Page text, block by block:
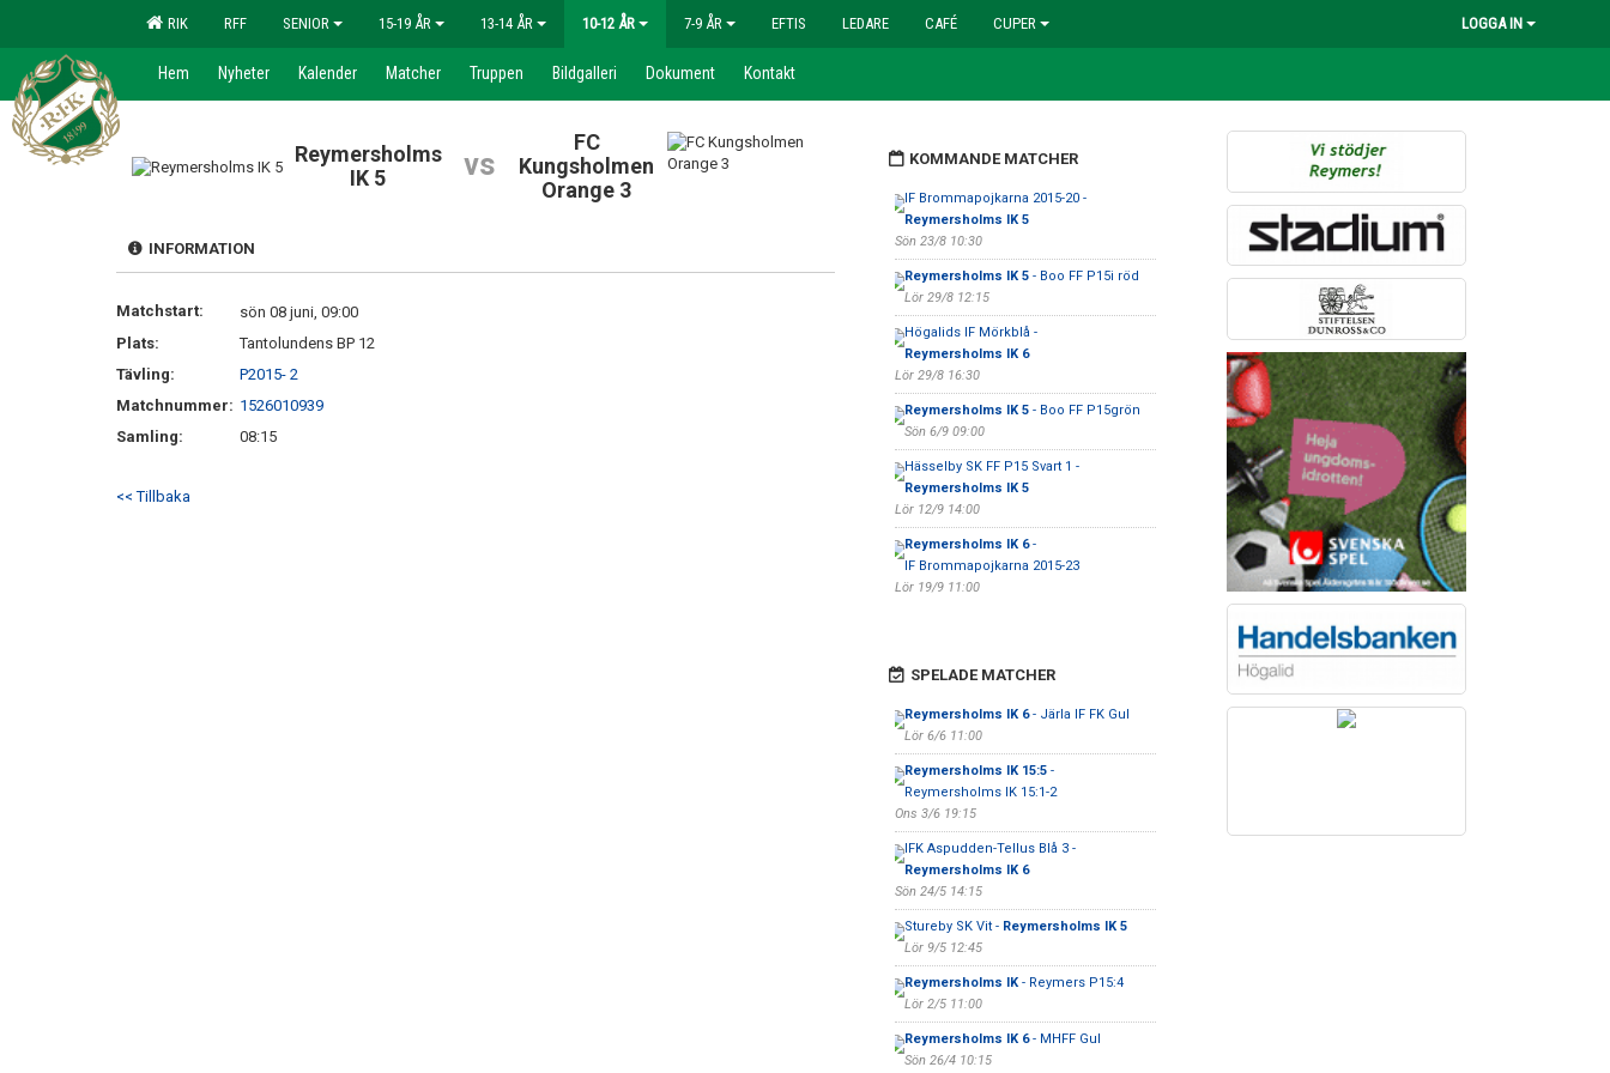
RIK RFF SENIOR 15-19 ÅR 13-14 ÅR 10-12 ÅR 7-9 ÅR EFTIS LEDARE CAFÉ CUPER LOGGA IN
Hem Nyheter Kalender Matcher Truppen Bildgalleri Dokument Kontakt
Reymersholms
IK 5
vs
FC
Kungsholmen
Orange 3
INFORMATION
Matchstart:
sön 08 juni, 09:00
Plats:
Tantolundens BP 12
Tävling:
P2015- 2
Matchnummer: 1526010939
Samling:
08:15
<< Tillbaka
KOMMANDE MATCHER
IF Brommapojkarna 2015-20 -
Reymersholms IK 5
Sön 23/8 10:30
Reymersholms IK 5- Boo FF P15i röd
Lör 29/8 12:15
Högalids IF Mörkblå -
Reymersholms IK 6
Lör 29/8 16:30
Reymersholms IK 5- Boo FF P15grön
Sön 6/9 09:00
Hässelby SK FF P15 Svart 1 -
Reymersholms IK 5
Lör 12/9 14:00
Reymersholms IK 6-
IF Brommapojkarna 2015-23
Lör 19/9 11:00
SPELADE MATCHER
Reymersholms IK 6- Järla IF FK Gul
Lör 6/6 11:00
Reymersholms IK 15:5-
Reymersholms IK 15:1-2
Ons 3/6 19:15
IFK Aspudden-Tellus Blå 3 -
Reymersholms IK 6
Sön 24/5 14:15
Stureby SK Vit - Reymersholms IK 5
Lör 9/5 12:45
Reymersholms IK- Reymers P15:4
Lör 2/5 11:00
Reymersholms IK 6- MHFF Gul
Sön 26/4 10:15